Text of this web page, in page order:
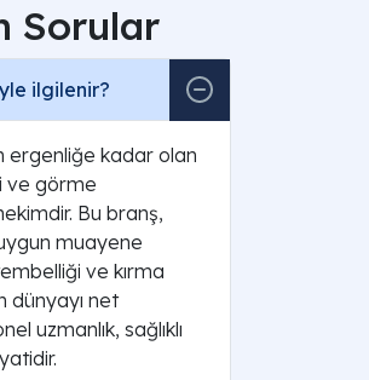
Sorular
ilgilenir?
ergenliğe kadar olan
ve görme
Bu branş,
muayene
ve kırma
dünyayı net
uzmanlık, sağlıklı